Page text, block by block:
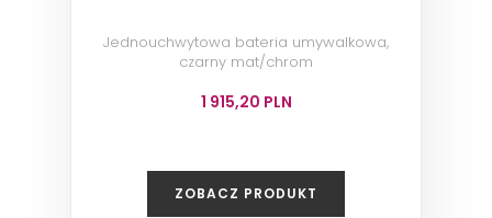
Jednouchwytowa bateria umywalkowa,
czarny mat/chrom
1 915,20 PLN
ZOBACZ PRODUKT